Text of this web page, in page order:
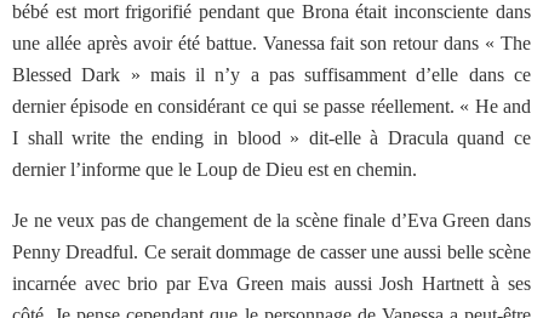
bébé est mort frigorifié pendant que Brona était inconsciente dans
une allée après avoir été battue. Vanessa fait son retour dans « The
Blessed Dark » mais il n’y a pas suffisamment d’elle dans ce
dernier épisode en considérant ce qui se passe réellement. « He and
I shall write the ending in blood » dit-elle à Dracula quand ce
dernier l’informe que le Loup de Dieu est en chemin.
Je ne veux pas de changement de la scène finale d’Eva Green dans
Penny Dreadful. Ce serait dommage de casser une aussi belle scène
incarnée avec brio par Eva Green mais aussi Josh Hartnett à ses